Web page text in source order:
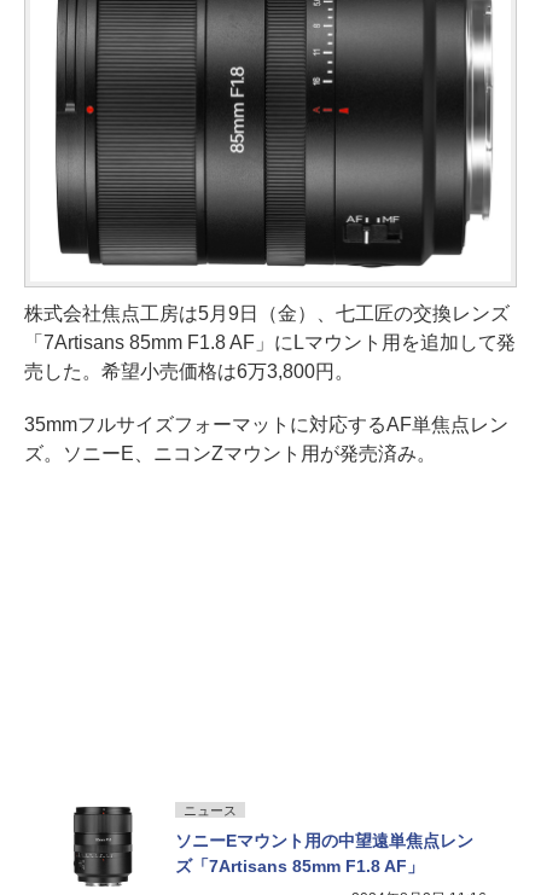
株式会社焦点工房は5月9日（金）、七工匠の交換レンズ
「7Artisans 85mm F1.8 AF」にLマウント用を追加して発
売した。希望小売価格は6万3,800円。
35mmフルサイズフォーマットに対応するAF単焦点レン
ズ。ソニーE、ニコンZマウント用が発売済み。
ニュース
ソニーEマウント用の中望遠単焦点レン
ズ「7Artisans 85mm F1.8 AF」